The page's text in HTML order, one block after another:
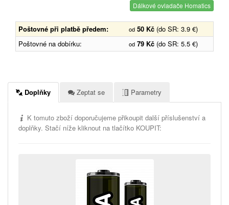
Dálkové ovladače Homatics
Poštovné při platbě předem: od 50 Kč (do SR: 3.9 €)
Poštovné na dobírku:
od 79 Kč (do SR: 5.5 €)
Doplňky Zeptat se Parametry
K tomuto zboží doporučujeme přikoupit další příslušenství a
doplňky. Stačí níže kliknout na tlačítko KOUPIT: